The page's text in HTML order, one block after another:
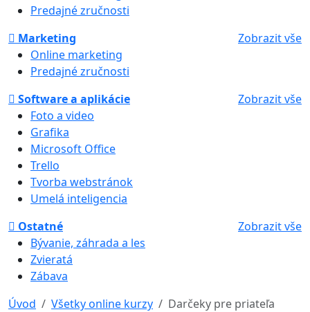
Predajné zručnosti
Marketing
Zobrazit vše
Online marketing
Predajné zručnosti
Software a aplikácie
Zobrazit vše
Foto a video
Grafika
Microsoft Office
Trello
Tvorba webstránok
Umelá inteligencia
Ostatné
Zobrazit vše
Bývanie, záhrada a les
Zvieratá
Zábava
Úvod
Všetky online kurzy Darčeky pre priateľa